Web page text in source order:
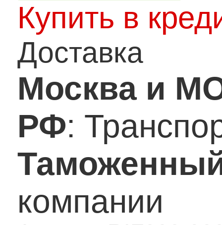
Купить в
Доставка
Москва и
РФ:
компании